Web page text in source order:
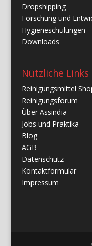
Dropshipping
Forschung und
Hygieneschulungen
Downloads
Nützliche Links
Reinigungsmittel
Reinigungsforum
Über Assindia
Jobs und Praktika
Blog
AGB
Datenschutz
Kontaktformular
Impressum